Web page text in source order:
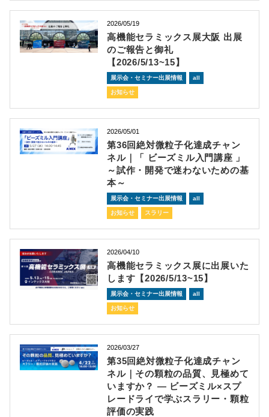
2026/05/19
高機能セラミックス展大阪 出展
のご報告と御礼
【2026/5/13~15】
展示会・セミナー出展情報 all
お知らせ
2026/05/01
第36回絶対微粒子化達成チャン
ネル｜「 ビーズミル入門講座 」
～試作・開発で迷わないための基
本～
展示会・セミナー出展情報 all
お知らせ スラリー
2026/04/10
高機能セラミックス展に出展いた
します【2026/5/13~15】
展示会・セミナー出展情報 all
お知らせ
2026/03/27
第35回絶対微粒子化達成チャン
ネル｜その顆粒の品質、見極めて
いますか？ ― ビーズミル×スプ
レードライで学ぶスラリー・顆粒
評価の実践